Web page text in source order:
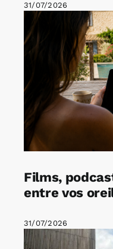
31/07/2026
Films,
entre vos
31/07/2026